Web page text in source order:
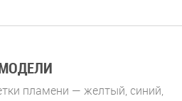
пламени — желтый, синий,